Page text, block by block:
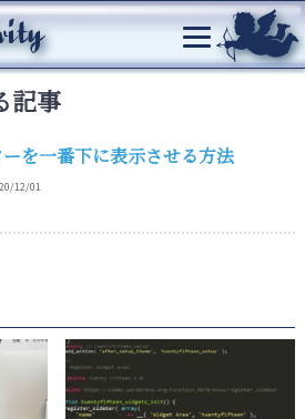
記事
ーを一番下に表示させる方法
12/01